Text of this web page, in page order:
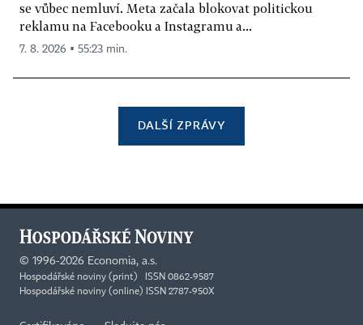
se vůbec nemluví. Meta začala blokovat politickou
reklamu na Facebooku a Instagramu a...
7. 8. 2026 ▪ 55:23 min.
DALŠÍ ZPRÁVY
© 1996-2026 Economia, a.s.
Hospodářské noviny (print) ISSN 0862-9587
Hospodářské noviny (online) ISSN 2787-950X